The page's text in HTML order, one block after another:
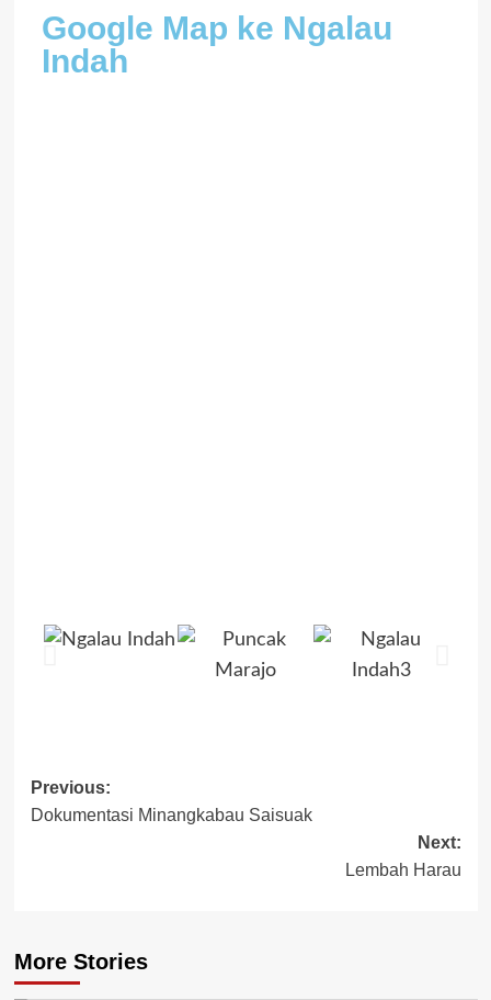
Google Map ke Ngalau
Indah
Previous:
Dokumentasi Minangkabau Saisuak
Next:
Lembah Harau
More Stories